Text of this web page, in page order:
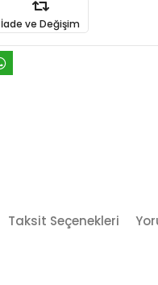
İade ve Değişim
Taksit Seçenekleri